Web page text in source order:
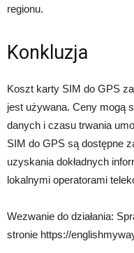
regionu.
Konkluzja
Koszt karty SIM do GPS
jest używana. Ceny mogą
danych i czasu trwania
SIM do GPS są dostępne
uzyskania dokładnych
lokalnymi operatorami
Wezwanie do działania:
stronie https://